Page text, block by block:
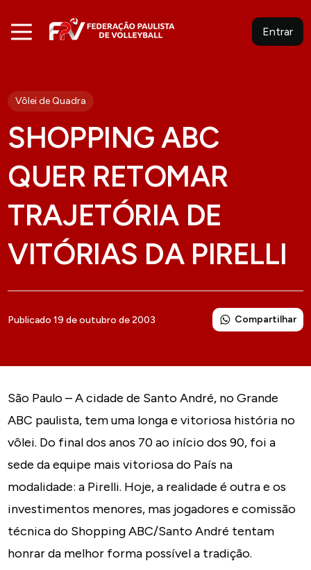
Entrar
Vôlei de Quadra
SHOPPING ABC
QUER RETOMAR
TRAJETÓRIA DE
VITÓRIAS DA PIRELLI
Publicado 19 de outubro de 2003 Compartilhar
São Paulo – A cidade de Santo André, no Grande
ABC paulista, tem uma longa e vitoriosa história no
vôlei. Do final dos anos 70 ao início dos 90, foi a
sede da equipe mais vitoriosa do País na
modalidade: a Pirelli. Hoje, a realidade é outra e os
investimentos menores, mas jogadores e comissão
técnica do Shopping ABC/Santo André tentam
honrar da melhor forma possível a tradição.